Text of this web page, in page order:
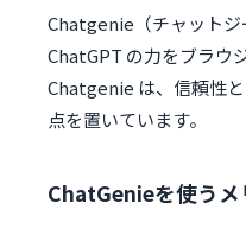
Chatgenie（チャット
ChatGPT の力をブラウ
Chatgenie は、信頼性
点を置いています。
ChatGenieを使うメ